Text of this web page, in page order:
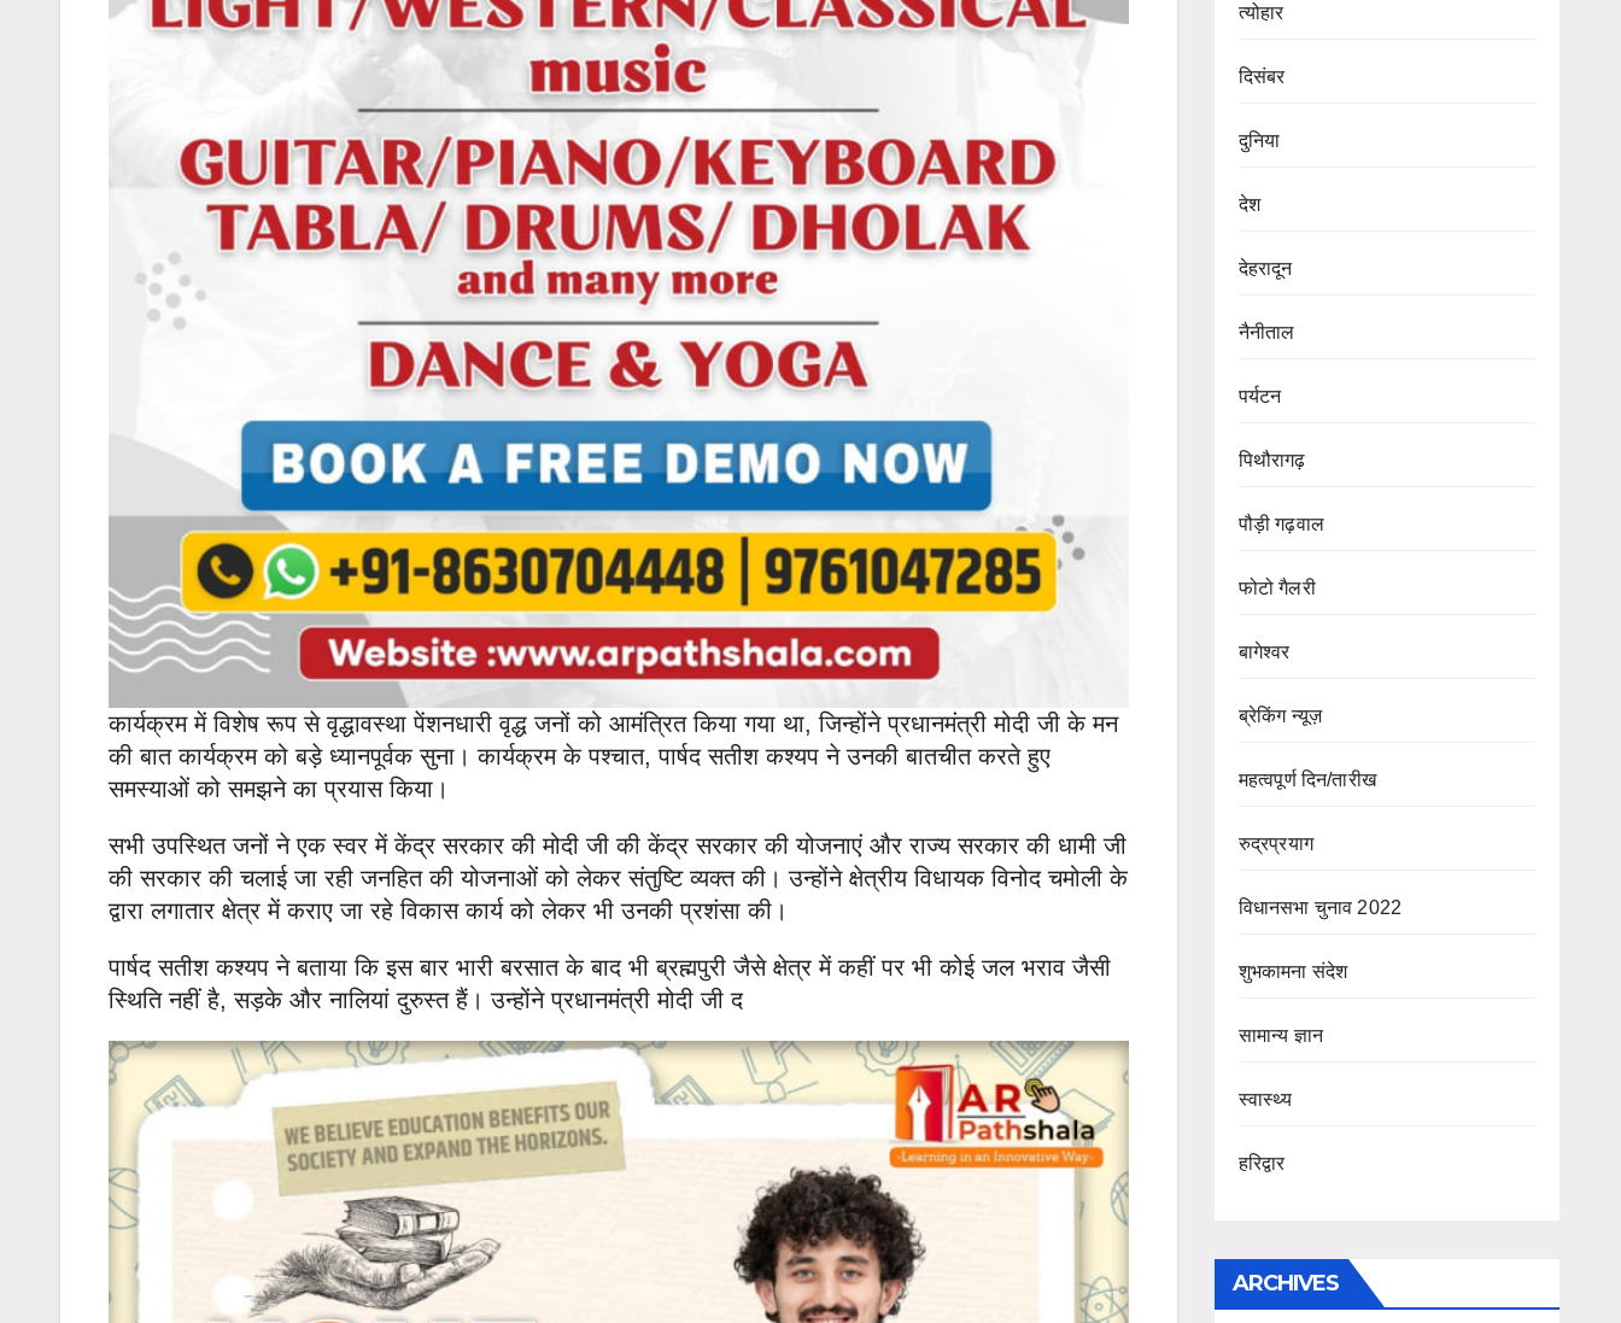
कार्यक्रम में विशेष रूप से वृद्धावस्था पेंशनधारी वृद्ध जनों को आमंत्रित किया गया था, जिन्होंने प्रधानमंत्री मोदी जी के मन
की बात कार्यक्रम को बड़े ध्यानपूर्वक सुना। कार्यक्रम के पश्चात, पार्षद सतीश कश्यप ने उनकी बातचीत करते हुए
समस्याओं को समझने का प्रयास किया।
सभी उपस्थित जनों ने एक स्वर में केंद्र सरकार की मोदी जी की केंद्र सरकार की योजनाएं और राज्य सरकार की धामी जी
की सरकार की चलाई जा रही जनहित की योजनाओं को लेकर संतुष्टि व्यक्त की। उन्होंने क्षेत्रीय विधायक विनोद चमोली के
द्वारा लगातार क्षेत्र में कराए जा रहे विकास कार्य को लेकर भी उनकी प्रशंसा की।
पार्षद सतीश कश्यप ने बताया कि इस बार भारी बरसात के बाद भी ब्रह्मपुरी जैसे क्षेत्र में कहीं पर भी कोई जल भराव जैसी
स्थिति नहीं है, सड़के और नालियां दुरुस्त हैं। उन्होंने प्रधानमंत्री मोदी जी द
त्योहार
दिसंबर
दुनिया
देश
देहरादून
नैनीताल
पर्यटन
पिथौरागढ़
पौड़ी गढ़वाल
फोटो गैलरी
बागेश्वर
ब्रेकिंग न्यूज़
महत्वपूर्ण दिन/तारीख
रुद्रप्रयाग
विधानसभा चुनाव 2022
शुभकामना संदेश
सामान्य ज्ञान
स्वास्थ्य
हरिद्वार
ARCHIVES